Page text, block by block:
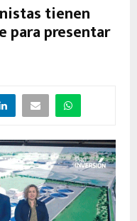
tienen
para presentar